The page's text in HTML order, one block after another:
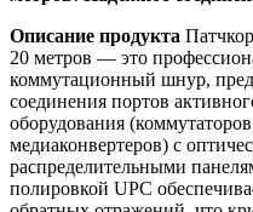
Описание продукта
20 метров — это
коммутационный шнур,
соединения портов
оборудования
медиаконвертеров) с
распределительными
полировкой UPC